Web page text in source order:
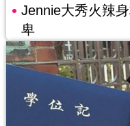
Jennie大秀火辣
卑